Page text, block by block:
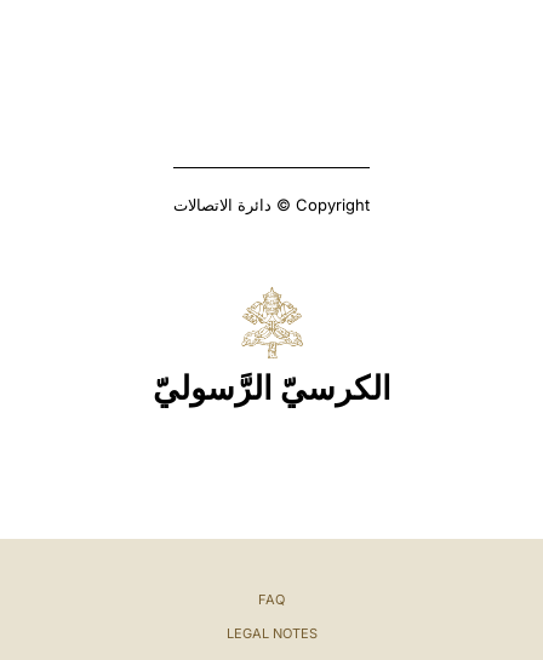
Copyright © دائرة الاتصالات
الكرسيّ الرَّسوليّ
FAQ
LEGAL NOTES